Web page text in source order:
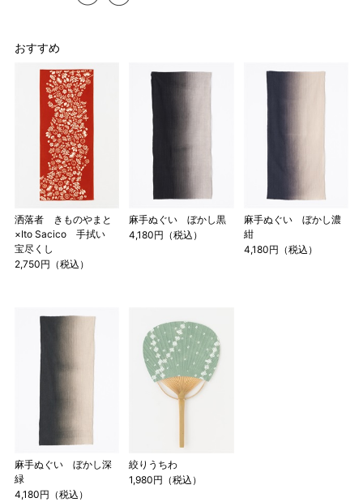
おすすめ
洒落者 きものやまと
×Ito Sacico 手拭い
宝尽くし
2,750円（税込）
麻手ぬぐい ぼかし黒
4,180円（税込）
麻手ぬぐい ぼかし濃
紺
4,180円（税込）
麻手ぬぐい ぼかし深
緑
4,180円（税込）
絞りうちわ
1,980円（税込）